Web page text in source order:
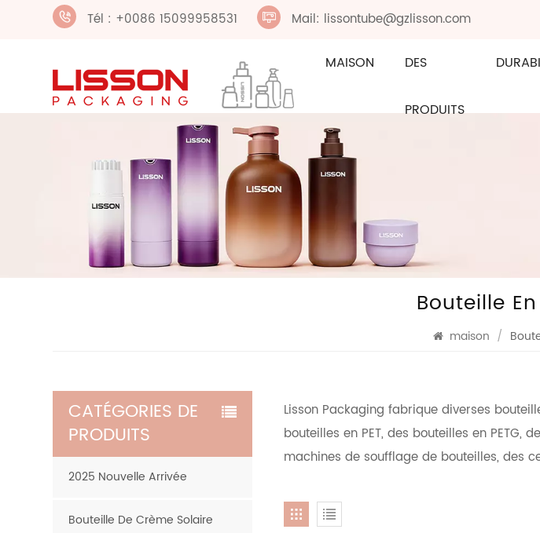
Tél : +0086 15099958531 Mail: lissontube@gzlisson.com
MAISON DES
PRODUITS
Bouteille
maison /
Lisson Packaging fabrique diverses
bouteilles en PET, des bouteilles en
machines de soufflage de bouteilles, des
CATÉGORIES DE
PRODUITS
2025 Nouvelle Arrivée
Bouteille De Crème Solaire